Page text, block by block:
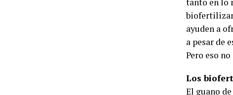
tanto en lo
ayuden a
a pesar de
Pero eso
Los
El guano